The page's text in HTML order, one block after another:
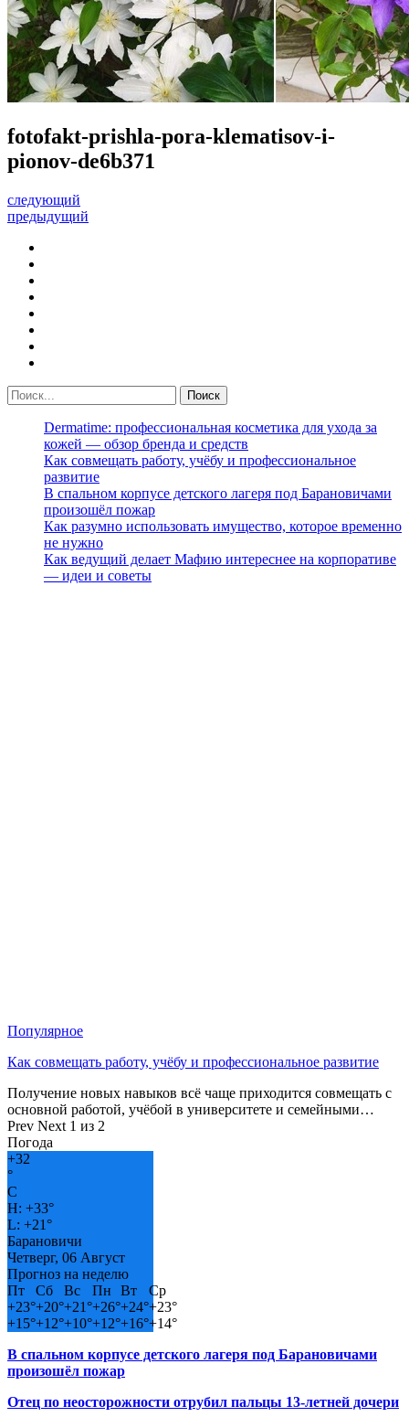
fotofakt-prishla-pora-klematisov-i-
pionov-de6b371
следующий
предыдущий
Dermatime: профессиональная косметика для ухода за
кожей — обзор бренда и средств
Как совмещать работу, учёбу и профессиональное
развитие
В спальном корпусе детского лагеря под Барановичами
произошёл пожар
Как разумно использовать имущество, которое временно
не нужно
Как ведущий делает Мафию интереснее на корпоративе
— идеи и советы
Популярное
Как совмещать работу, учёбу и профессиональное развитие
Получение новых навыков всё чаще приходится совмещать с
основной работой, учёбой в университете и семейными…
Prev Next 1 из 2
Погода
+32
°
C
H: +33°
L: +21°
Барановичи
Четверг, 06 Август
Прогноз на неделю
Пт
Сб Вс Пн Вт
Ср
+23°+20°+21°+26°+24°+23°
+15°+12°+10°+12°+16°+14°
В спальном корпусе детского лагеря под Барановичами
произошёл пожар
Отец по неосторожности отрубил пальцы 13-летней дочери